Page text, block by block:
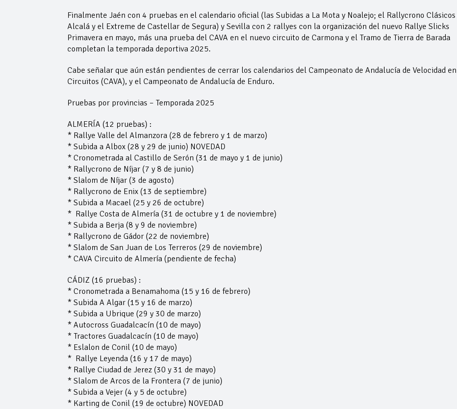
Finalmente Jaén con 4 pruebas en el calendario oficial (las Subidas a La Mota y Noalejo; el Rallycrono Clásicos
Alcalá y el Extreme de Castellar de Segura) y Sevilla con 2 rallyes con la organización del nuevo Rallye Slicks
Primavera en mayo, más una prueba del CAVA en el nuevo circuito de Carmona y el Tramo de Tierra de Barada
completan la temporada deportiva 2025.
Cabe señalar que aún están pendientes de cerrar los calendarios del Campeonato de Andalucía de Velocidad en
Circuitos (CAVA), y el Campeonato de Andalucía de Enduro.
Pruebas por provincias – Temporada 2025
ALMERÍA (12 pruebas) :
* Rallye Valle del Almanzora (28 de febrero y 1 de marzo)
* Subida a Albox (28 y 29 de junio) NOVEDAD
* Cronometrada al Castillo de Serón (31 de mayo y 1 de junio)
* Rallycrono de Níjar (7 y 8 de junio)
* Slalom de Níjar (3 de agosto)
* Rallycrono de Enix (13 de septiembre)
* Subida a Macael (25 y 26 de octubre)
* Rallye Costa de Almería (31 de octubre y 1 de noviembre)
* Subida a Berja (8 y 9 de noviembre)
* Rallycrono de Gádor (22 de noviembre)
* Slalom de San Juan de Los Terreros (29 de noviembre)
* CAVA Circuito de Almería (pendiente de fecha)
CÁDIZ (16 pruebas) :
* Cronometrada a Benamahoma (15 y 16 de febrero)
* Subida A Algar (15 y 16 de marzo)
* Subida a Ubrique (29 y 30 de marzo)
* Autocross Guadalcacín (10 de mayo)
* Tractores Guadalcacín (10 de mayo)
* Eslalon de Conil (10 de mayo)
* Rallye Leyenda (16 y 17 de mayo)
* Rallye Ciudad de Jerez (30 y 31 de mayo)
* Slalom de Arcos de la Frontera (7 de junio)
* Subida a Vejer (4 y 5 de octubre)
* Karting de Conil (19 de octubre) NOVEDAD